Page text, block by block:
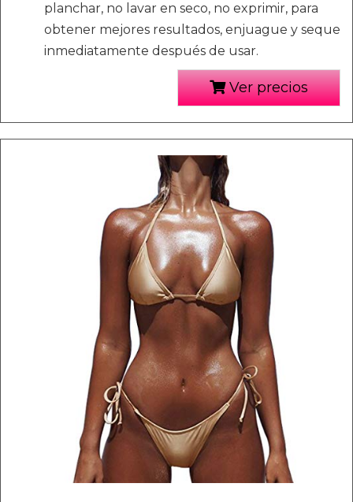
planchar, no lavar en seco, no exprimir, para
obtener mejores resultados, enjuague y seque
inmediatamente después de usar.
Ver precios